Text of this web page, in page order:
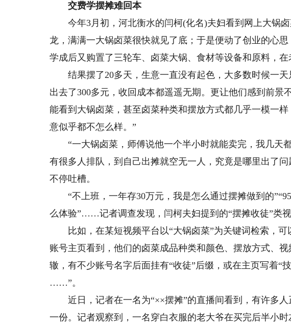
交费学摆摊难回本
今年3月初，河北衡水的闫柯(化名)夫妇看到网上大锅
龙，满满一大锅卤菜很快就见了底；于是便动了创业的心
学成后又购置了三轮车、卤菜大锅、食材等设备和原料，在
结果摆了20多天，生意一直没有起色，大多数时候一天
出去了300多元，收回成本都遥遥无期。更让他们感到前景
能看到大锅卤菜，甚至卤菜种类和摆放方式都几乎一模一
意似乎都不怎么样。”
“一大锅卤菜，师傅说他一个半小时就能卖完，我几天
有很多人排队，到自己出摊就空无一人，究竟是哪里出了
不停吐槽。
“不上班，一年存30万元，我是怎么通过摆摊做到的
么体验”……记者调查发现，闫柯夫妇提到的“摆摊收徒”类
比如，在某短视频平台以“大锅卤菜”为关键词检索，可
账号主页看到，他们的卤菜成品种类和颜色、摆放方式、
辙，有不少账号名字后面挂有“收徒”后缀，或在主页写着“
……”。
近日，记者在一名为“××摆摊”的直播间看到，有许多人
一份。记者观察到，一名穿白衣服的老大爷在买完后半小